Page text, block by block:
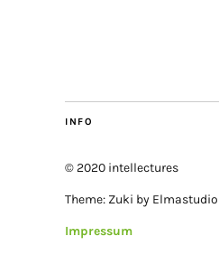
INFO
© 2020 intellectures
Theme: Zuki by Elmastudio
Impressum